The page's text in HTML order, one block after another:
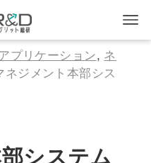
プリケーション, ネ
ネジメント本部シス
システム